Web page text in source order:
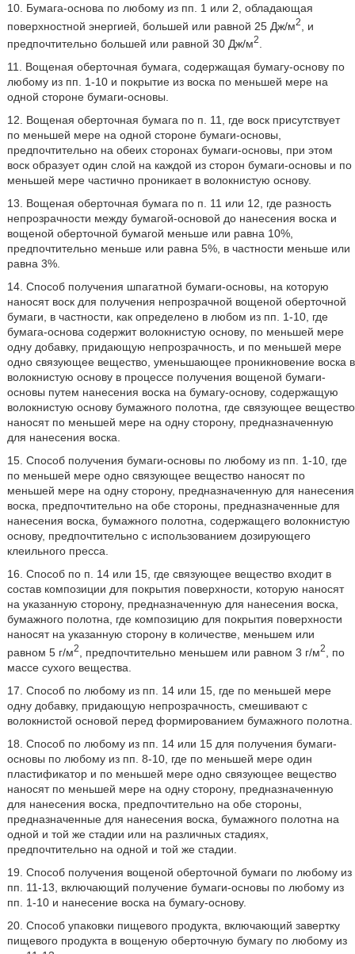
10. Бумага-основа по любому из пп. 1 или 2, обладающая
поверхностной энергией, большей или равной 25 Дж/м2
, и
предпочтительно большей или равной 30 Дж/м2
11. Вощеная оберточная бумага, содержащая бумагу-основу по
любому из пп. 1-10 и покрытие из воска по меньшей мере на
одной стороне бумаги-основы.
12. Вощеная оберточная бумага по п. 11, где воск присутствует
по меньшей мере на одной стороне бумаги-основы,
предпочтительно на обеих сторонах бумаги-основы, при этом
воск образует один слой на каждой из сторон бумаги-основы и по
меньшей мере частично проникает в волокнистую основу.
13. Вощеная оберточная бумага по п. 11 или 12, где разность
непрозрачности между бумагой-основой до нанесения воска и
вощеной оберточной бумагой меньше или равна 10%,
предпочтительно меньше или равна 5%, в частности меньше или
равна 3%.
14. Способ получения шпагатной бумаги-основы, на которую
наносят воск для получения непрозрачной вощеной оберточной
бумаги, в частности, как определено в любом из пп. 1-10, где
бумага-основа содержит волокнистую основу, по меньшей мере
одну добавку, придающую непрозрачность, и по меньшей мере
одно связующее вещество, уменьшающее проникновение воска в
волокнистую основу в процессе получения вощеной бумаги-
основы путем нанесения воска на бумагу-основу, содержащую
волокнистую основу бумажного полотна, где связующее вещество
наносят по меньшей мере на одну сторону, предназначенную
для нанесения воска.
15. Способ получения бумаги-основы по любому из пп. 1-10, где
по меньшей мере одно связующее вещество наносят по
меньшей мере на одну сторону, предназначенную для нанесения
воска, предпочтительно на обе стороны, предназначенные для
нанесения воска, бумажного полотна, содержащего волокнистую
основу, предпочтительно с использованием дозирующего
клеильного пресса.
16. Способ по п. 14 или 15, где связующее вещество входит в
состав композиции для покрытия поверхности, которую наносят
на указанную сторону, предназначенную для нанесения воска,
бумажного полотна, где композицию для покрытия поверхности
наносят на указанную сторону в количестве, меньшем или
равном 5 г/м2 , предпочтительно меньшем или равном 3 г/м2
, по
массе сухого вещества.
17. Способ по любому из пп. 14 или 15, где по меньшей мере
одну добавку, придающую непрозрачность, смешивают с
волокнистой основой перед формированием бумажного полотна.
18. Способ по любому из пп. 14 или 15 для получения бумаги-
основы по любому из пп. 8-10, где по меньшей мере один
пластификатор и по меньшей мере одно связующее вещество
наносят по меньшей мере на одну сторону, предназначенную
для нанесения воска, предпочтительно на обе стороны,
предназначенные для нанесения воска, бумажного полотна на
одной и той же стадии или на различных стадиях,
предпочтительно на одной и той же стадии.
19. Способ получения вощеной оберточной бумаги по любому из
пп. 11-13, включающий получение бумаги-основы по любому из
пп. 1-10 и нанесение воска на бумагу-основу.
20. Способ упаковки пищевого продукта, включающий завертку
пищевого продукта в вощеную оберточную бумагу по любому из